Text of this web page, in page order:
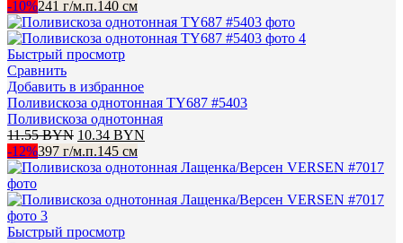
-10%241 г/м.п.140 см
Быстрый просмотр
Сравнить
Добавить в избранное
Поливискоза однотонная TY687 #5403
Поливискоза однотонная
11.55BYN Первоначальная
цена
составляла
10.34 BYN
10.34 BYN.
-12%397 г/м.п.145 см
Быстрый просмотр